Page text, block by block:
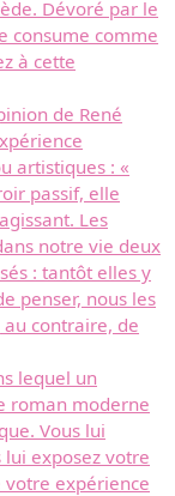
Dévoré par le
consume comme
à cette
de René
artistiques : «
passif, elle
Les
notre vie deux
: tantôt elles y
penser, nous les
contraire, de
lequel un
roman moderne
Vous lui
exposez votre
expérience